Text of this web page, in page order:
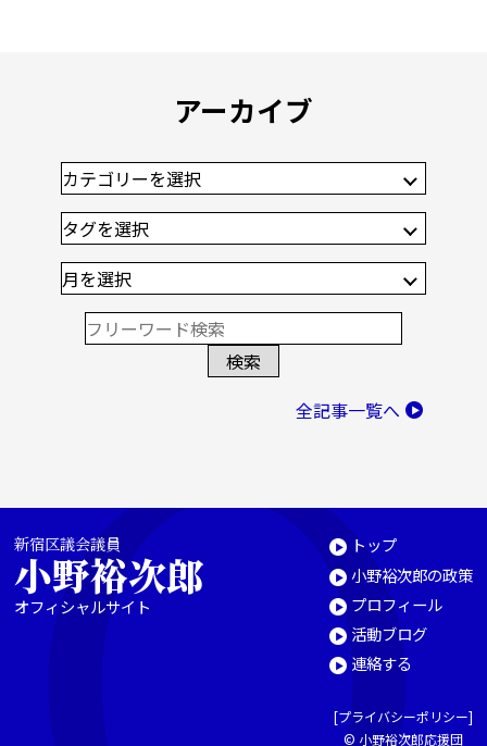
アーカイブ
全記事一覧へ
新宿区議会議員
小野裕次郎
オフィシャルサイト
トップ
小野裕次郎の政策
プロフィール
活動ブログ
連絡する
[プライバシーポリシー]
© 小野裕次郎応援団